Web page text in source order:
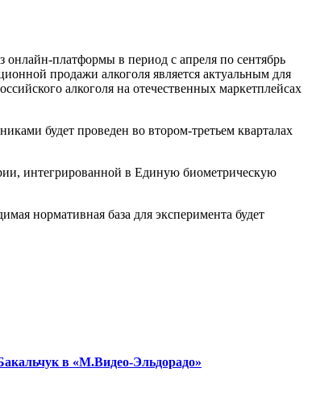
онлайн-платформы в период с апреля по сентябрь
продажи алкоголя является актуальным для
алкоголя на отечественных маркетплейсах
будет проведен во втором-третьем кварталах
интегрированной в Единую биометрическую
нормативная база для эксперимента будет
в «М.Видео-Эльдорадо»